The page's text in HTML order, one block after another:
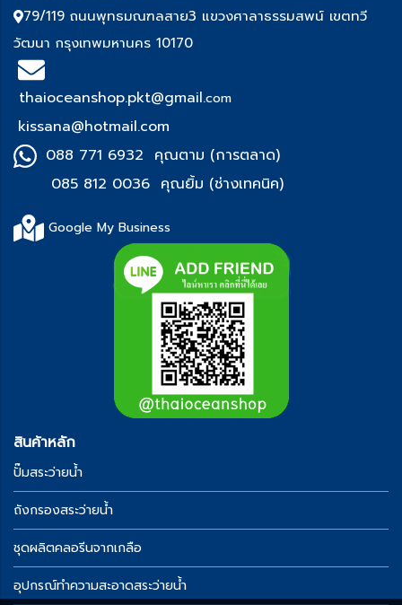
79/119 ถนนพุทธมณฑลสาย3 แขวงศาลาธรรมสพน์ เขตทวี
วัฒนา กรุงเทพมหานคร 10170
thaioceanshop.pkt@gmail.com
kissana@hotmail.com
088 771 6932 คุณตาม (การตลาด)
085 812 0036 คุณยิ้ม (ช่างเทคนิค)
Google My Business
สินค้าหลัก
ปั๊มสระว่ายน้ำ
ถังกรองสระว่ายน้ำ
ชุดผลิตคลอรีนจากเกลือ
อุปกรณ์ทำความสะอาดสระว่ายน้ำ